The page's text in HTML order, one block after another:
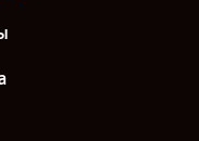
Zing E10 в г. Киров